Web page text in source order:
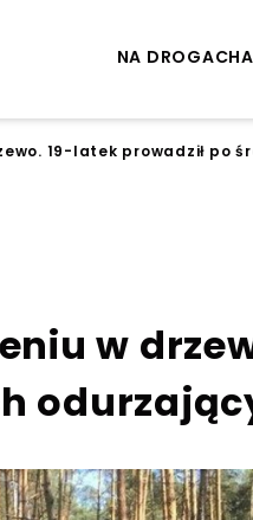
NA DROGACH
19-latek prowadził po
w